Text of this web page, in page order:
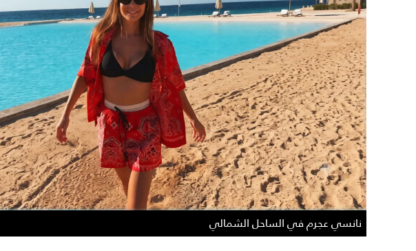
نانسي عجرم في الساحل الشمالي